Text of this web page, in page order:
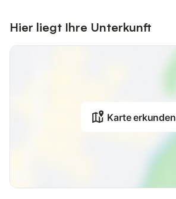
Hier liegt Ihre Unterkunft
Karte erkunden